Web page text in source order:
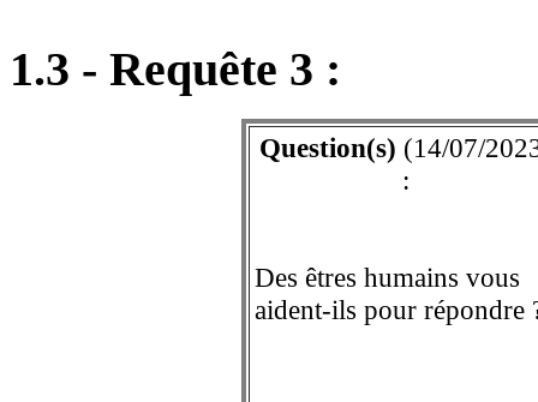
1.3 - Requête 3 :
Question(s) (14/07/
:
Des êtres humains vous
aident-ils pour répondre